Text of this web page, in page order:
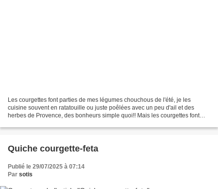
Les courgettes font parties de mes légumes chouchous de l'été, je les
cuisine souvent en ratatouille ou juste poêlées avec un peu d'ail et des
herbes de Provence, des bonheurs simple quoi!! Mais les courgettes font
Quiche courgette-feta
Publié le 29/07/2025 à 07:14
Par sotis